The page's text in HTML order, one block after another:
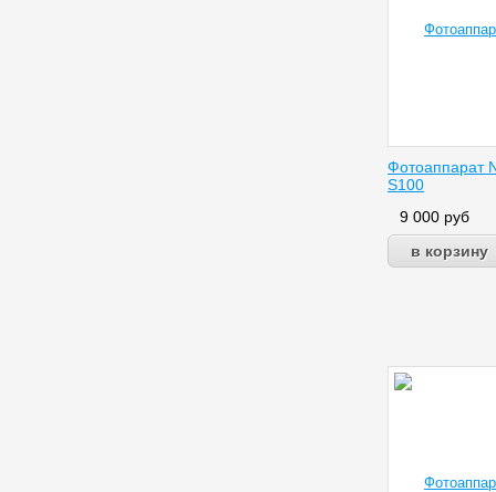
Фотоаппарат
S100
9 000 руб